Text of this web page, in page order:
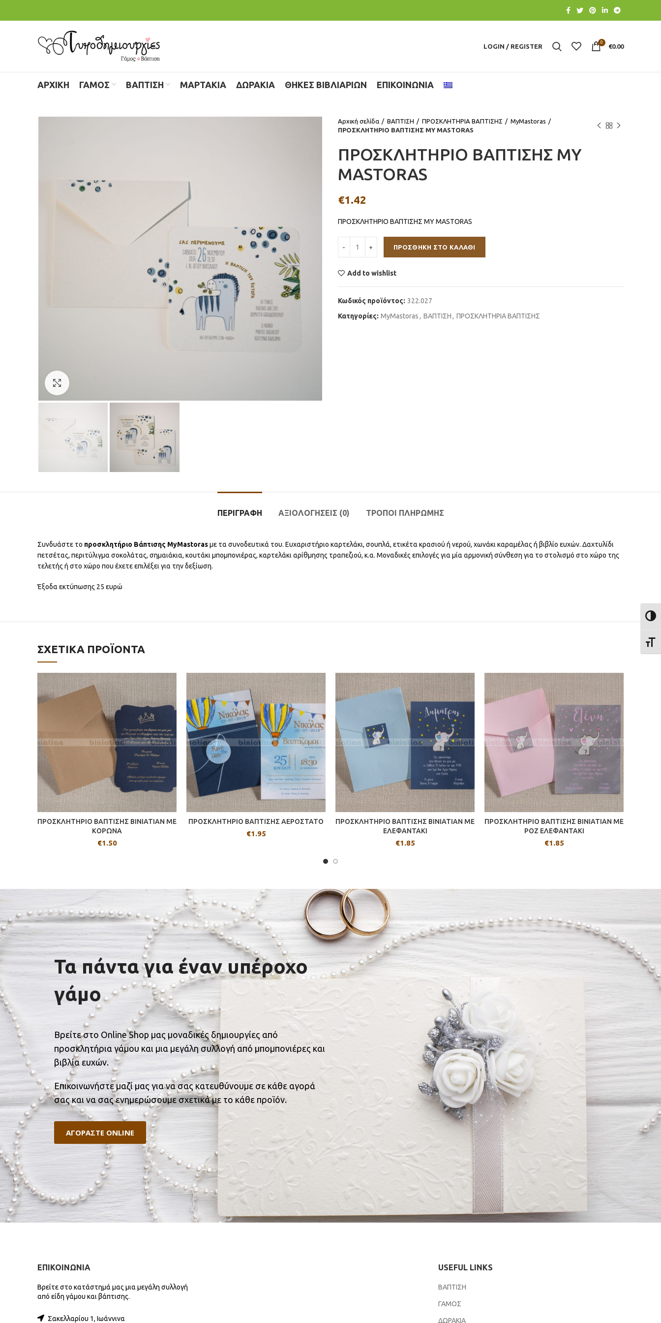
LOGIN / REGISTER
0
€0.00
ΑΡΧΙΚΗ ΓΑΜΟΣ ΒΑΠΤΙΣΗ ΜΑΡΤΑΚΙΑ ΔΩΡΑΚΙΑ ΘΗΚΕΣ ΒΙΒΛΙΑΡΙΩΝ ΕΠΙΚΟΙΝΩΝΙΑ
Αρχική σελίδα ΒΑΠΤΙΣΗ ΠΡΟΣΚΛΗΤΗΡΙΑ ΒΑΠΤΙΣΗΣ
MyMastoras
ΠΡΟΣΚΛΗΤΗΡΙΟ ΒΑΠΤΙΣΗΣ MY MASTORAS
ΠΡΟΣΚΛΗΤΗΡΙΟ ΒΑΠΤΙΣΗΣ MY
MASTORAS
€1.42
ΠΡΟΣΚΛΗΤΗΡΙΟ ΒΑΠΤΙΣΗΣ MY MASTORAS
ΠΡΟΣΘΉΚΗ ΣΤΟ ΚΑΛΆΘΙ
Add to wishlist
Κωδικός προϊόντος: 322.027
Κατηγορίες: MyMastoras, ΒΑΠΤΙΣΗ, ΠΡΟΣΚΛΗΤΗΡΙΑ ΒΑΠΤΙΣΗΣ
ΠΕΡΙΓΡΑΦΉ ΑΞΙΟΛΟΓΉΣΕΙΣ (0) ΤΡΟΠΟΙ ΠΛΗΡΩΜΗΣ
Συνδυάστε το προσκλητήριο Βάπτισης MyMastorasμε τα συνοδευτικά του. Ευχαριστήριο καρτελάκι, σουπλά, ετικέτα κρασιού ή νερού, χωνάκι καραμέλας ή βιβλίο ευχών. Δαχτυλίδι
πετσέτας, περιτύλιγμα σοκολάτας, σημαιάκια, κουτάκι μπομπονιέρας, καρτελάκι αρίθμησης τραπεζιού, κ.α. Μοναδικές επιλογές για μία αρμονική σύνθεση για το στολισμό στο χώρο της
τελετής ή στο χώρο που έχετε επιλέξει για την δεξίωση.
Έξοδα εκτύπωσης 25 ευρώ
ΣΧΕΤΙΚΆ ΠΡΟΪΌΝΤΑ
ΠΡΟΣΚΛΗΤΗΡΙΟ ΒΑΠΤΙΣΗΣ BINIATIAN ΜΕ
ΚΟΡΩΝΑ
€1.50
ΠΡΟΣΚΛΗΤΗΡΙΟ ΒΑΠΤΙΣΗΣ ΑΕΡΟΣΤΑΤΟ
€1.95
ΠΡΟΣΚΛΗΤΗΡΙΟ ΒΑΠΤΙΣΗΣ BINIATIAN ΜΕ
ΕΛΕΦΑΝΤΑΚΙ
€1.85
ΠΡΟΣΚΛΗΤΗΡΙΟ ΒΑΠΤΙΣΗΣ BINIATIAN ΜΕ
ΡΟΖ ΕΛΕΦΑΝΤΑΚΙ
€1.85
Τα πάντα για έναν υπέροχο
γάμο
Βρείτε στο Online Shop μας μοναδικές δημιουργίες από
προσκλητήρια γάμου και μια μεγάλη συλλογή από μπομπονιέρες και
βιβλία ευχών.
Επικοινωνήστε μαζί μας για να σας κατευθύνουμε σε κάθε αγορά
σας και να σας ενημερώσουμε σχετικά με το κάθε προϊόν.
ΑΓΟΡΑΣΤΕ ONLINE
ΕΠΙΚΟΙΝΩΝΙΑ
Βρείτε στο κατάστημά μας μια μεγάλη συλλογή
από είδη γάμου και βάπτισης.
Σακελλαρίου 1, Ιωάννινα
USEFUL LINKS
ΒΑΠΤΙΣΗ
ΓΑΜΟΣ
ΔΩΡΑΚΙΑ